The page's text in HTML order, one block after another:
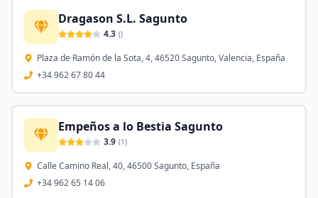
Dragason S.L. Sagunto
4.3 ()
Plaza de Ramón de la Sota, 4, 46520 Sagunto, Valencia, España
+34 962 67 80 44
Empeños a lo Bestia Sagunto
3.9 (1)
Calle Camino Real, 40, 46500 Sagunto, España
+34 962 65 14 06